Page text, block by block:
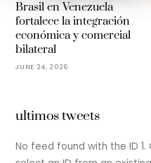
Brasil en Venezuela
fortalece la integración
económica y comercial
bilateral
JUNE 24, 2026
ultimos tweets
No feed found with the ID